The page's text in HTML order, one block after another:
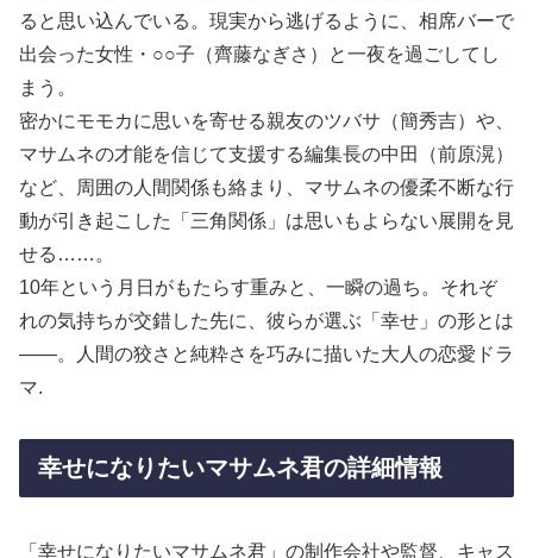
ると思い込んでいる。現実から逃げるように、相席バーで
出会った女性・○○子（齊藤なぎさ）と一夜を過ごしてし
まう。
密かにモモカに思いを寄せる親友のツバサ（簡秀吉）や、
マサムネの才能を信じて支援する編集長の中田（前原滉）
など、周囲の人間関係も絡まり、マサムネの優柔不断な行
動が引き起こした「三角関係」は思いもよらない展開を見
せる……。
10年という月日がもたらす重みと、一瞬の過ち。それぞ
れの気持ちが交錯した先に、彼らが選ぶ「幸せ」の形とは
――。人間の狡さと純粋さを巧みに描いた大人の恋愛ドラ
マ.
幸せになりたいマサムネ君の詳細情報
「幸せになりたいマサムネ君」の制作会社や監督、キャス